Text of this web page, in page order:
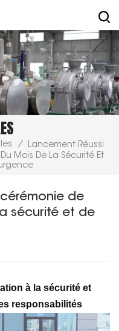
/
Lancement Réussi
Mois De La Sécurité Et
de
sécurité et de
à la sécuritéet
responsabilités